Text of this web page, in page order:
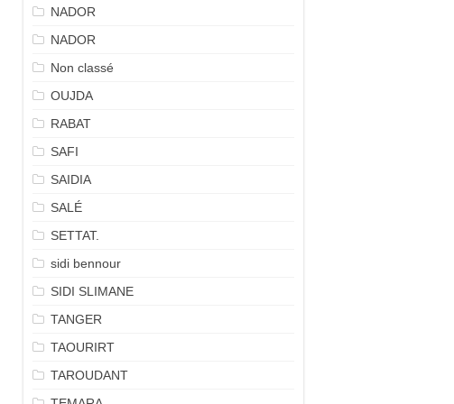
NADOR
NADOR
Non classé
OUJDA
RABAT
SAFI
SAIDIA
SALÉ
SETTAT.
sidi bennour
SIDI SLIMANE
TANGER
TAOURIRT
TAROUDANT